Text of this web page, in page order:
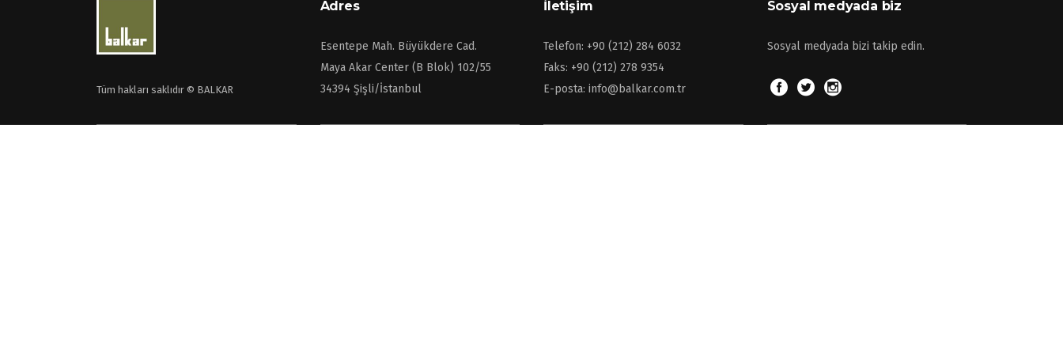
Tüm hakları saklıdır © BALKAR
Adres
Esentepe Mah. Büyükdere Cad.
Maya Akar Center (B Blok) 102/55
34394 Şişli/İstanbul
İletişim
Telefon: +90 (212) 284 6032
Faks: +90 (212) 278 9354
E-posta: info@balkar.com.tr
Sosyal medyada biz
Sosyal medyada bizi takip edin.